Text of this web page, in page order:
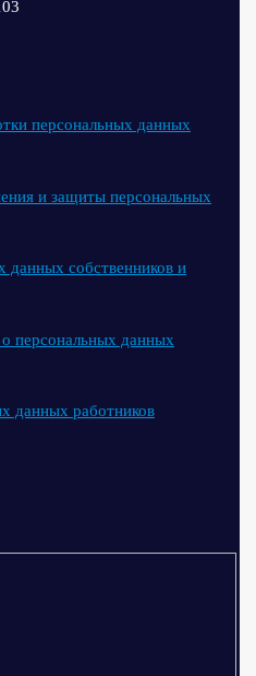
персональных данных
и защиты персональных
данных собственников и
персональных данных
данных работников